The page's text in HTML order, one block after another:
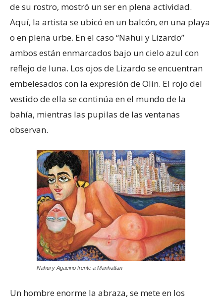
de su rostro, mostró un ser en plena actividad.
Aquí, la artista se ubicó en un balcón, en una playa
o en plena urbe. En el caso “Nahui y Lizardo”
ambos están enmarcados bajo un cielo azul con
reflejo de luna. Los ojos de Lizardo se encuentran
embelesados con la expresión de Olin. El rojo del
vestido de ella se continúa en el mundo de la
bahía, mientras las pupilas de las ventanas
observan.
Nahui y Agacino frente a Manhattan
Un hombre enorme la abraza, se mete en los